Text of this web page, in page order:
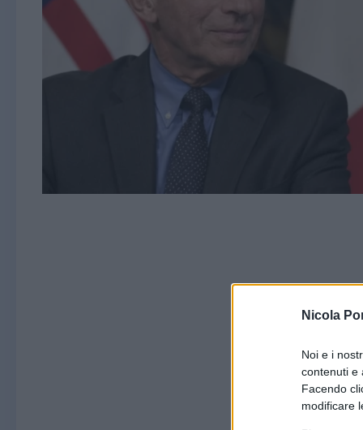
Nicola
Noi e i
contenuti e
Facendo
modificare